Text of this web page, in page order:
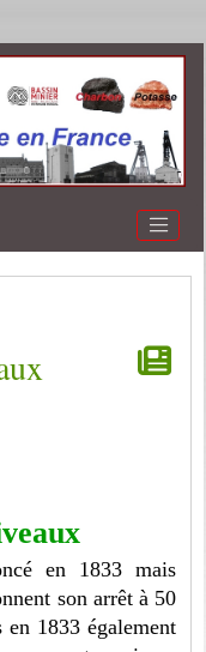
en 1833 mais
son arrêt à 50
1833 également